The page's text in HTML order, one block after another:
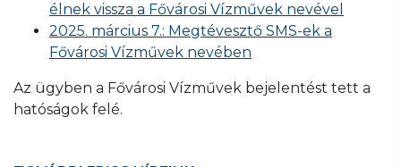
élnek vissza a Fővárosi Vízművek nevével
2025. március 7.: Megtévesztő SMS-ek a
Fővárosi Vízművek nevében
Az ügyben a Fővárosi Vízművek bejelentést tett a
hatóságok felé.